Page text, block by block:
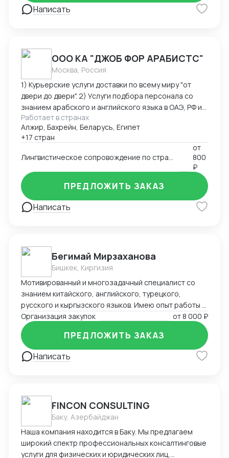
Написать
ООО КА "ДЖОБ ФОР АРАБИСТС"
Москва, Россия
1) Курьерские услуги доставки по всему миру "от
двери до двери". 2) Услуги подбора персонала со
знанием арабского и английского языка в ОАЭ, РФ и
странах Ближнего Востока. 3) Услуги поиска бизнес-
партнеров на Ближнем Востоке 4) Услуги устного и
письменного перевода арабский-английский-
бизнес-миссий и переговоров по странам Ближнего
Востока и Северной Африки.
Работает в странах
Алжир, Бахрейн, Беларусь, Египет
+17 стран
Лингвистическое сопровождение по странам Ближнего Востока и Северной Африки
от
800
₽
Написать
ПРЕДЛОЖИТЬ ЗАКАЗ
Бегимай Мирзаханова
Бишкек, Киргизия
Мотивированный и многозадачный специалист со
знанием китайского, английского, турецкого,
русского и кыргызского языков. Имею опыт работы в
сфере международных продаж, закупок и логистики.
Быстро адаптируюсь в мультикультурной среде и
выстраиваю долгосрочные партнёрские отношения.
Надёжна, ответственна и стремлюсь к
профессиональному росту.
Организация закупок от 8 000 ₽
Написать
ПРЕДЛОЖИТЬ ЗАКАЗ
FINCON CONSULTING
Баку, Азербайджан
Наша компания находится в Баку. Мы предлагаем
широкий спектр профессиональных консалтинговые
услуги для физических и юридических лиц,